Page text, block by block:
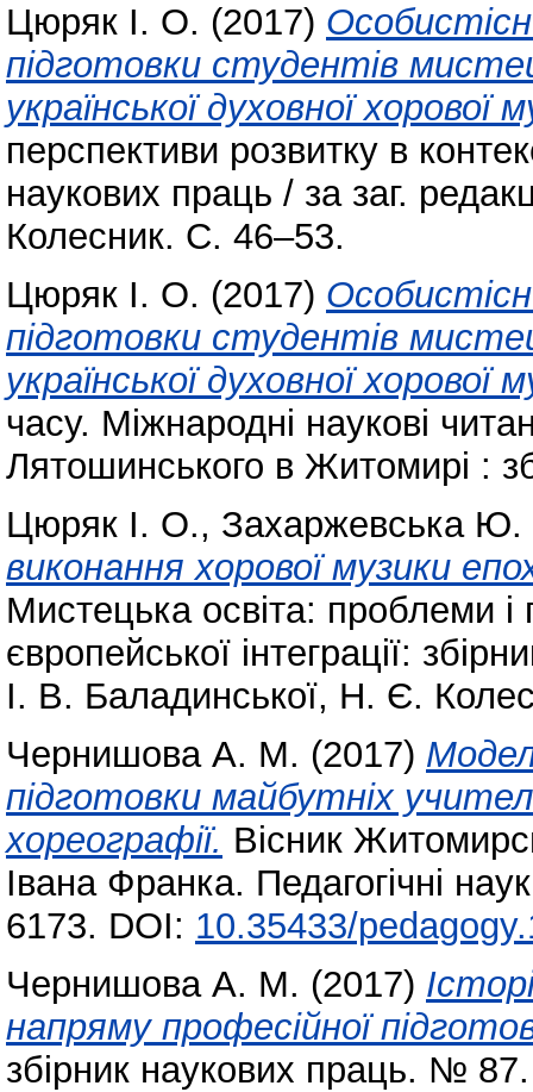
Цюряк І. О. (2017)
підготовки студентів
української духовної хорової
перспективи розвитку в
наукових праць / за заг.
Колесник. С. 46–53.
Цюряк І. О. (2017)
підготовки студентів
української духовної хорової
часу. Міжнародні наукові
Лятошинського в Житомирі :
Цюряк І. О., Захаржевська Ю.
виконання хорової музики
Мистецька освіта: проблеми і
європейської інтеграції:
І. В. Баладинської, Н. Є.
Чернишова А. М. (2017)
підготовки майбутніх
хореографії. Вісник
Івана Франка. Педагогічні
6173. DOI: 10.35433/
Чернишова А. М. (2017)
напряму професійної
збірник наукових праць. №